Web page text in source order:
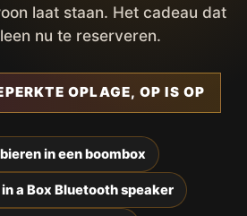
laat staan. Het cadeau dat
nu te reserveren.
OPLAGE, OP IS OP
in een boombox
a Box Bluetooth speaker